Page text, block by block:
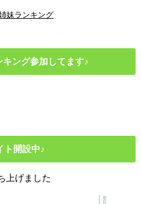
妹ランキング
キング参加してます♪
ト開設中♪
上げました